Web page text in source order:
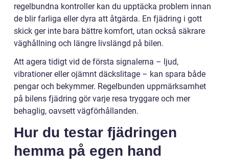
regelbundna kontroller kan du upptäcka problem innan
de blir farliga eller dyra att åtgärda. En fjädring i gott
skick ger inte bara bättre komfort, utan också säkrare
väghållning och längre livslängd på bilen.
Att agera tidigt vid de första signalerna – ljud,
vibrationer eller ojämnt däckslitage – kan spara både
pengar och bekymmer. Regelbunden uppmärksamhet
på bilens fjädring gör varje resa tryggare och mer
behaglig, oavsett vägförhållanden.
Hur du testar fjädringen
hemma på egen hand